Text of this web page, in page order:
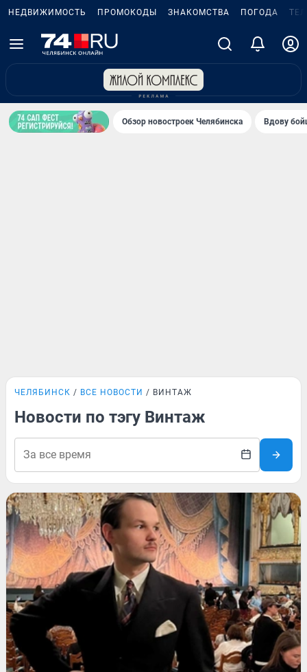
НЕДВИЖИМОСТЬ ПРОМОКОДЫ ЗНАКОМСТВА ПОГОДА
Обзор новостроек Челябинска Вдову
ЧЕЛЯБИНСК ВСЕ НОВОСТИ ВИНТАЖ
Новости по тэгу Винтаж